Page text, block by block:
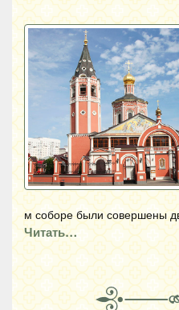
м соборе были совершены
Читать…